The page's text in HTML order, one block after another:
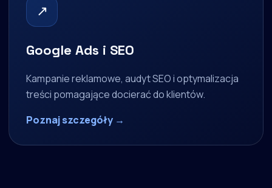
↗
Google Ads i SEO
Kampanie reklamowe, audyt SEO i optymalizacja
treści pomagające docierać do klientów.
Poznaj szczegóły →